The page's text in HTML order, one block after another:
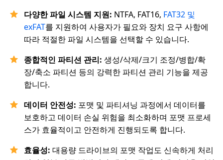
다양한 파일 시스템 지원: NTFA, FAT16, FAT32 및
exFAT를 지원하여 사용자가 필요와 장치 요구 사항에
따라 적절한 파일 시스템을 선택할 수 있습니다.
종합적인 파티션 관리: 생성/삭제/크기 조정/병합/확
장/축소 파티션 등의 강력한 파티션 관리 기능을 제공
합니다.
데이터 안전성: 포맷 및 파티셔닝 과정에서 데이터를
보호하고 데이터 손실 위험을 최소화하며 포맷 프로세
스가 효율적이고 안전하게 진행되도록 합니다.
효율성: 대용량 드라이브의 포맷 작업도 신속하게 처리